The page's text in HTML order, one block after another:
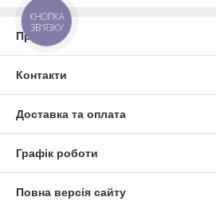
Про нас
Контакти
Доставка та оплата
Графік роботи
Повна версія сайту
КНОПКА
ЗВ'ЯЗКУ